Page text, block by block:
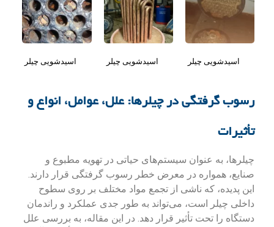
اسیدشویی چیلر اسیدشویی چیلر اسیدشویی چیلر
رسوب گرفتگی در چیلرها: علل، عوامل، انواع و
تأثیرات
چیلرها، به عنوان سیستم‌های حیاتی در تهویه مطبوع و
صنایع، همواره در معرض خطر رسوب گرفتگی قرار دارند.
این پدیده، که ناشی از تجمع مواد مختلف بر روی سطوح
داخلی چیلر است، می‌تواند به طور جدی عملکرد و راندمان
دستگاه را تحت تأثیر قرار دهد. در این مقاله، به بررسی علل